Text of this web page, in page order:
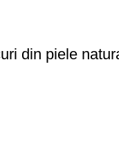
din piele